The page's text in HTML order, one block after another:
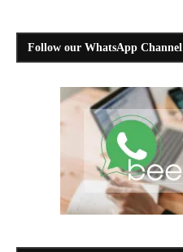
Follow our WhatsApp Channel